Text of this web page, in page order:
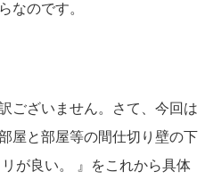
なのです。
ございません。さて、今回は
屋と部屋等の間仕切り壁の下
が良い。 』をこれから具体